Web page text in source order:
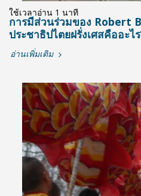
ใช้เวลาอ่าน 1 นาที
การมีส่วนร่วมของ Robert
ประชาธิปไตยฝรั่งเศสคืออะไ
อ่านเพิ่มเติม